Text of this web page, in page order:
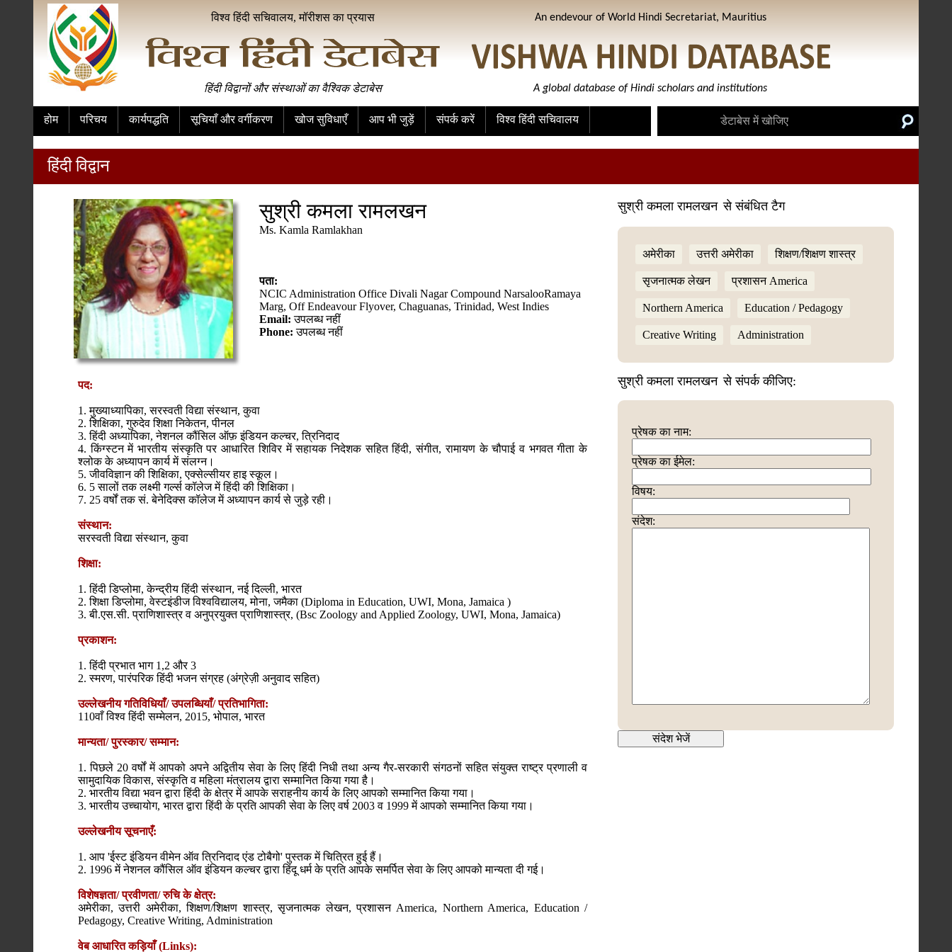
विश्व हिंदी सचिवालय, मॉरीशस का प्रयास An endevour of World Hindi Secretariat, Mauritius
हिंदी विद्वानों और संस्थाओं का वैश्विक डेटाबेस A global database of Hindi scholars and institutions
होम परिचय कार्यपद्धति सूचियाँ और वर्गीकरण खोज सुविधाएँ आप भी जुड़ें संपर्क करें विश्व हिंदी सचिवालय
हिंदी विद्वान
सुश्री कमला रामलखन
Ms. Kamla Ramlakhan
पता:
NCIC Administration Office Divali Nagar Compound NarsalooRamaya
Marg, Off Endeavour Flyover, Chaguanas, Trinidad, West Indies
Email:उपलब्ध नहीं
Phone:उपलब्ध नहीं
सुश्री कमला रामलखन से संबंधित टैग
अमेरीका उत्तरी अमेरीका शिक्षण/शिक्षण शास्त्र
सृजनात्मक लेखन प्रशासन America
Northern America Education / Pedagogy
Creative Writing Administration
सुश्री कमला रामलखन से संपर्क कीजिए:
प्रेषक का नाम:
प्रेषक का ईमेल:
विषय:
संदेश:
पद:
1. मुख्याध्यापिका, सरस्वती विद्या संस्थान, कुवा
2. शिक्षिका, गुरुदेव शिक्षा निकेतन, पीनल
3. हिंदी अध्यापिका, नेशनल कौंसिल ऑफ़ इंडियन कल्चर, त्रिनिदाद
4. किंग्स्टन में भारतीय संस्कृति पर आधारित शिविर में सहायक निदेशक सहित हिंदी, संगीत, रामायण के चौपाई व भगवत गीता के
श्लोक के अध्यापन कार्य में संलग्न।
5. जीवविज्ञान की शिक्षिका, एक्सेल्सीयर हाइ स्कूल।
6. 5 सालों तक लक्ष्मी गर्ल्स कॉलेज में हिंदी की शिक्षिका।
7. 25 वर्षों तक सं. बेनेदिक्स कॉलेज में अध्यापन कार्य से जुड़े रही।
संस्थान:
सरस्वती विद्या संस्थान, कुवा
शिक्षा:
1. हिंदी डिप्लोमा, केन्द्रीय हिंदी संस्थान, नई दिल्ली, भारत
2. शिक्षा डिप्लोमा, वेस्टइंडीज विश्वविद्यालय, मोना, जमैका (Diploma in Education, UWI, Mona, Jamaica )
3. बी.एस.सी. प्राणिशास्त्र व अनुप्रयुक्त प्राणिशास्त्र, (Bsc Zoology and Applied Zoology, UWI, Mona, Jamaica)
प्रकाशन:
1. हिंदी प्रभात भाग 1,2 और 3
2. स्मरण, पारंपरिक हिंदी भजन संग्रह (अंग्रेज़ी अनुवाद सहित)
उल्लेखनीय गतिविधियाँ/ उपलब्धियाँ/ प्रतिभागिता:
110वाँ विश्व हिंदी सम्मेलन, 2015, भोपाल, भारत
मान्यता/ पुरस्कार/ सम्मान:
1. पिछले 20 वर्षों में आपको अपने अद्वितीय सेवा के लिए हिंदी निधी तथा अन्य गैर-सरकारी संगठनों सहित संयुक्त राष्ट्र प्रणाली व
सामुदायिक विकास, संस्कृति व महिला मंत्रालय द्वारा सम्मानित किया गया है।
2. भारतीय विद्या भवन द्वारा हिंदी के क्षेत्र में आपके सराहनीय कार्य के लिए आपको सम्मानित किया गया।
3. भारतीय उच्चायोग, भारत द्वारा हिंदी के प्रति आपकी सेवा के लिए वर्ष 2003 व 1999 में आपको सम्मानित किया गया।
उल्लेखनीय सूचनाएँ:
1. आप 'ईस्ट इंडियन वीमेन ऑव त्रिनिदाद एंड टोबैगो' पुस्तक में चित्रित हुई हैं।
2. 1996 में नेशनल कौंसिल ऑव इंडियन कल्चर द्वारा हिंदू धर्म के प्रति आपके समर्पित सेवा के लिए आपको मान्यता दी गई।
विशेषज्ञता/ प्रवीणता/ रुचि के क्षेत्र:
अमेरीका, उत्तरी अमेरीका, शिक्षण/शिक्षण शास्त्र, सृजनात्मक लेखन, प्रशासन America, Northern America, Education /
Pedagogy, Creative Writing, Administration
वेब आधारित कड़ियाँ (Links):